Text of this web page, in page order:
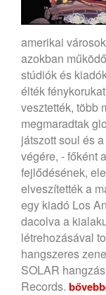
amerikai
azokban
stúdiók és
élték
vesztették, több
megmaradtak
játszott soul és
végére, - főként
fejlődésének,
elveszítették a
egy kiadó Los
dacolva a
létrehozásával
hangszeres
SOLAR
Records.